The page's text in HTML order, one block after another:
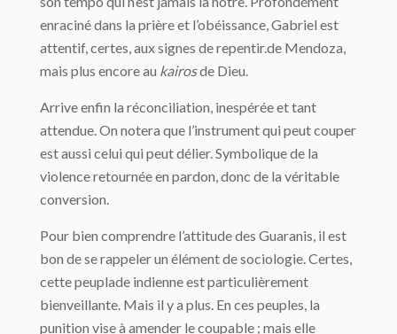
enraciné dans la prière et l’obéissance, Gabriel est
attentif, certes, aux signes de repentir.de Mendoza,
mais plus encore au kairosde Dieu.
Arrive enfin la réconciliation, inespérée et tant
attendue. On notera que l’instrument qui peut couper
est aussi celui qui peut délier. Symbolique de la
violence retournée en pardon, donc de la véritable
conversion.
Pour bien comprendre l’attitude des Guaranis, il est
bon de se rappeler un élément de sociologie. Certes,
cette peuplade indienne est particulièrement
bienveillante. Mais il y a plus. En ces peuples, la
punition vise à amender le coupable ; mais elle